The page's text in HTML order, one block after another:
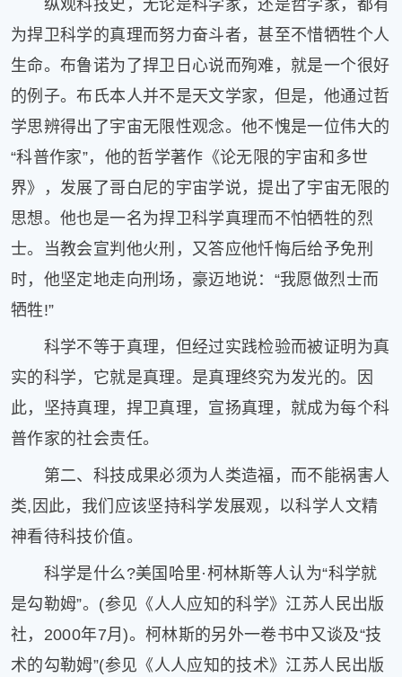
纵观科技史，无论是科学家，还是哲学家，都有
为捍卫科学的真理而努力奋斗者，甚至不惜牺牲个人
生命。布鲁诺为了捍卫日心说而殉难，就是一个很好
的例子。布氏本人并不是天文学家，但是，他通过哲
学思辨得出了宇宙无限性观念。他不愧是一位伟大的
“科普作家”，他的哲学著作《论无限的宇宙和多世
界》，发展了哥白尼的宇宙学说，提出了宇宙无限的
思想。他也是一名为捍卫科学真理而不怕牺牲的烈
士。当教会宣判他火刑，又答应他忏悔后给予免刑
时，他坚定地走向刑场，豪迈地说：“我愿做烈士而
牺牲!”
科学不等于真理，但经过实践检验而被证明为真
实的科学，它就是真理。是真理终究为发光的。因
此，坚持真理，捍卫真理，宣扬真理，就成为每个科
普作家的社会责任。
第二、科技成果必须为人类造福，而不能祸害人
类,因此，我们应该坚持科学发展观，以科学人文精
神看待科技价值。
科学是什么?美国哈里·柯林斯等人认为“科学就
是勾勒姆”。(参见《人人应知的科学》江苏人民出版
社，2000年7月)。柯林斯的另外一卷书中又谈及“技
术的勾勒姆”(参见《人人应知的技术》江苏人民出版